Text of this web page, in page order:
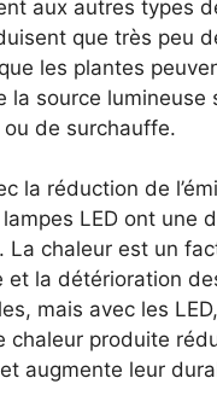
aux autres types
que très peu
les plantes
la source lumineuse
de surchauffe.
la réduction de
LED ont une
La chaleur est un
et la détérioration
mais avec les
chaleur produite
augmente leur